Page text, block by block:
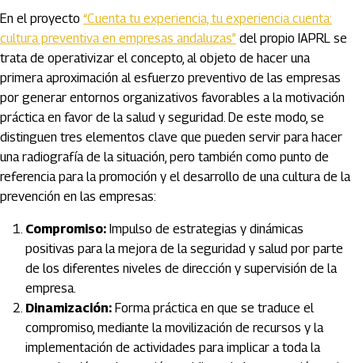
En el proyecto “Cuenta tu experiencia, tu experiencia cuenta:
cultura preventiva en empresas andaluzas” del propio IAPRL se
trata de operativizar el concepto, al objeto de hacer una
primera aproximación al esfuerzo preventivo de las empresas
por generar entornos organizativos favorables a la motivación
práctica en favor de la salud y seguridad. De este modo, se
distinguen tres elementos clave que pueden servir para hacer
una radiografía de la situación, pero también como punto de
referencia para la promoción y el desarrollo de una cultura de la
prevención en las empresas:
Compromiso: Impulso de estrategias y dinámicas
positivas para la mejora de la seguridad y salud por parte
de los diferentes niveles de dirección y supervisión de la
empresa.
Dinamización: Forma práctica en que se traduce el
compromiso, mediante la movilización de recursos y la
implementación de actividades para implicar a toda la